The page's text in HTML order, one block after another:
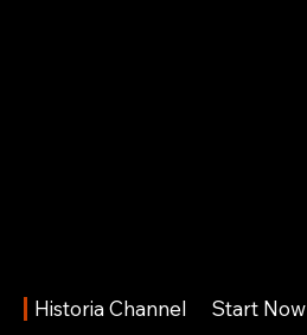
Historia Channel Start Now